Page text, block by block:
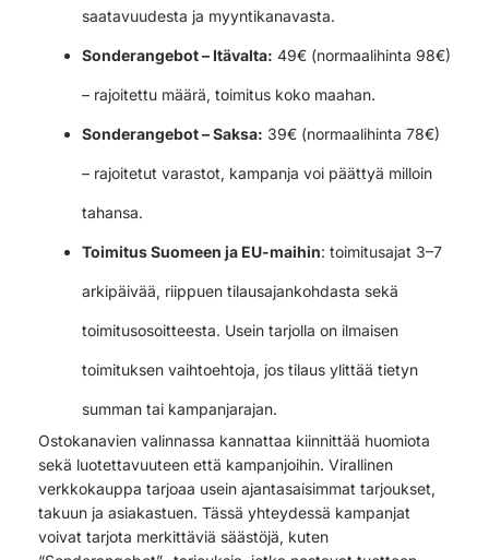
saatavuudesta ja myyntikanavasta.
Sonderangebot – Itävalta: 49€ (normaalihinta 98€)
– rajoitettu määrä, toimitus koko maahan.
Sonderangebot – Saksa: 39€ (normaalihinta 78€)
– rajoitetut varastot, kampanja voi päättyä milloin
tahansa.
Toimitus Suomeen ja EU-maihin: toimitusajat 3–7
arkipäivää, riippuen tilausajankohdasta sekä
toimitusosoitteesta. Usein tarjolla on ilmaisen
toimituksen vaihtoehtoja, jos tilaus ylittää tietyn
summan tai kampanjarajan.
Ostokanavien valinnassa kannattaa kiinnittää huomiota
sekä luotettavuuteen että kampanjoihin. Virallinen
verkkokauppa tarjoaa usein ajantasaisimmat tarjoukset,
takuun ja asiakastuen. Tässä yhteydessä kampanjat
voivat tarjota merkittäviä säästöjä, kuten